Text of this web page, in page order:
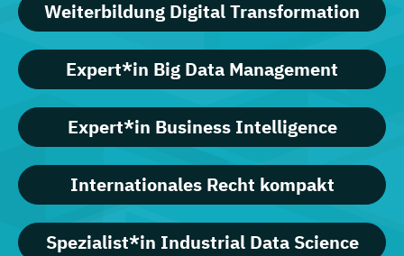
Weiterbildung Digital Transformation
Expert*in Big Data Management
Expert*in Business Intelligence
Internationales Recht kompakt
Spezialist*in Industrial Data Science